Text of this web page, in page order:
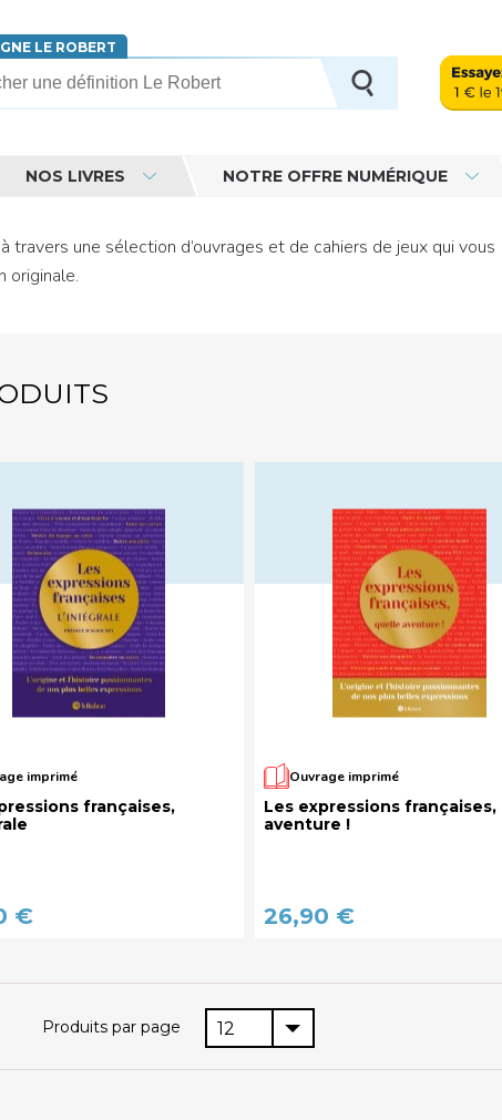
LE ROBERT
NOS LIVRES NOTRE OFFRE NUMÉRIQUE
une sélection d’ouvrages et de cahiers de jeux qui vous
originale.
imprimé
françaises,
€
Ouvrage imprimé
Les expressions françaises,
aventure !
26,90 €
Produits par page 12